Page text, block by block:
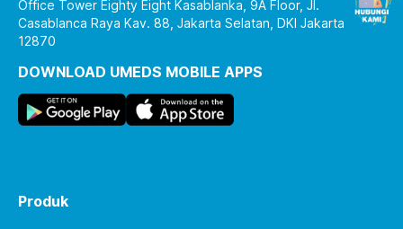
Office Tower Eighty Eight Kasablanka, 9A Floor, Jl.
Casablanca Raya Kav. 88, Jakarta Selatan, DKI Jakarta
12870
DOWNLOAD UMEDS MOBILE APPS
Produk